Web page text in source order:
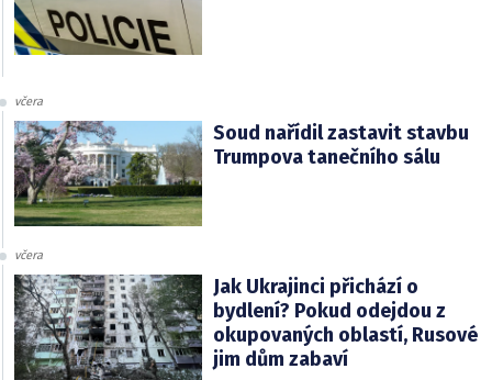
včera
Soud nařídil zastavit stavbu
Trumpova tanečního sálu
včera
Jak Ukrajinci přichází o
bydlení? Pokud odejdou z
okupovaných oblastí, Rusové
jim dům zabaví